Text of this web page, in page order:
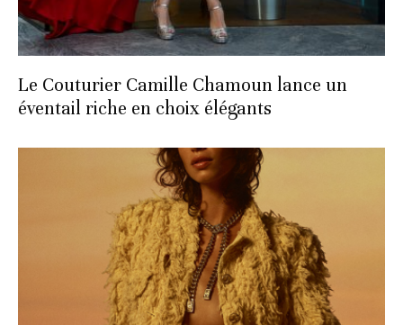
Le Couturier Camille Chamoun lance un
éventail riche en choix élégants